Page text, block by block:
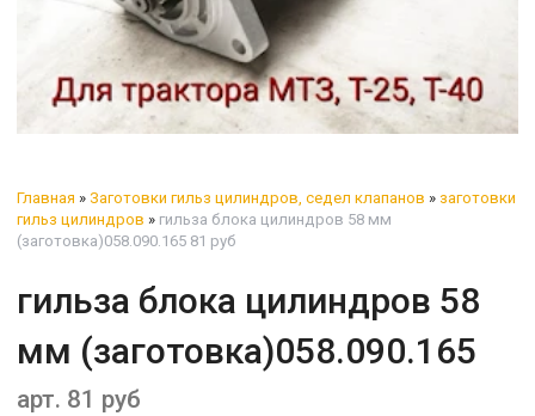
Главная » Заготовки гильз цилиндров, седел клапанов » заготовки
гильз цилиндров » гильза блока цилиндров 58 мм
(заготовка)058.090.165 81 руб
гильза блока цилиндров 58
мм (заготовка)058.090.165
арт. 81 руб